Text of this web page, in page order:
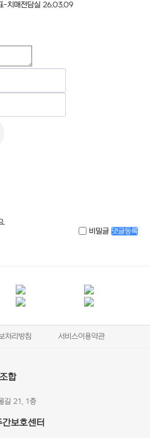
-치매전담실 26.03.09
.
비밀글 댓글등록
처리방침 서비스이용약관
합
길 21, 1층
보호센터